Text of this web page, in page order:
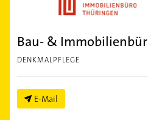
Bau- &
DENKMALPFLEGE
E-Mail